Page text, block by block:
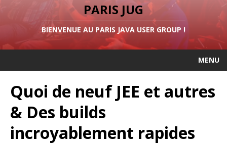
PARIS JUG
BIENVENUE AU PARIS JAVA USER GROUP !
MENU
Quoi de neuf JEE et autres
& Des builds
incroyablement rapides